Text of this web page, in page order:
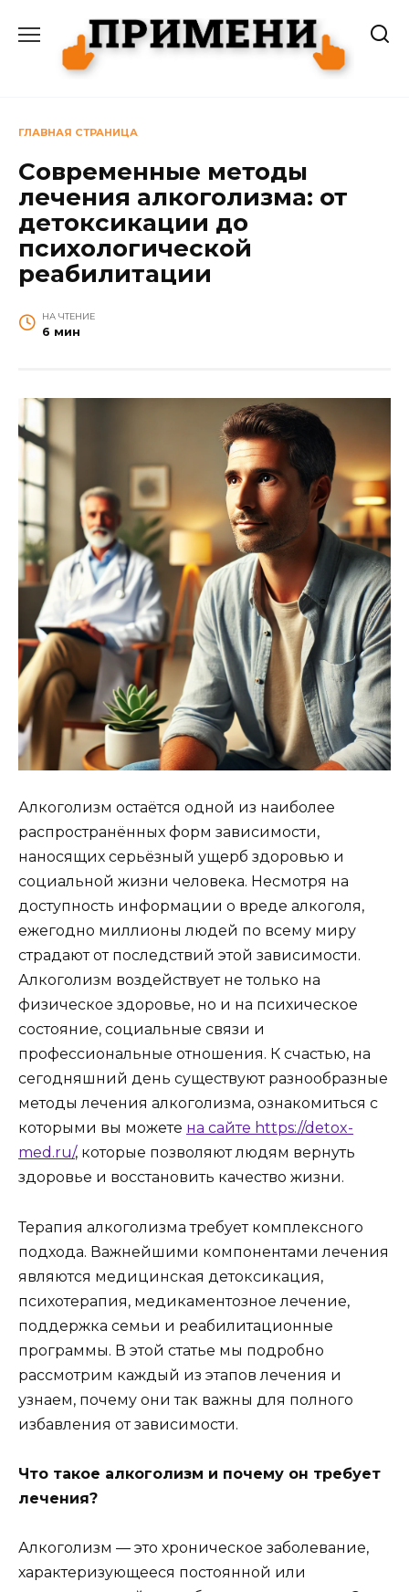
содержанию
ГЛАВНАЯ СТРАНИЦА
Современные методы
лечения алкоголизма: от
детоксикации до
психологической
реабилитации
НА ЧТЕНИЕ
6 мин
Алкоголизм остаётся одной из наиболее
распространённых форм зависимости,
наносящих серьёзный ущерб здоровью и
социальной жизни человека. Несмотря на
доступность информации о вреде алкоголя,
ежегодно миллионы людей по всему миру
страдают от последствий этой зависимости.
Алкоголизм воздействует не только на
физическое здоровье, но и на психическое
состояние, социальные связи и
профессиональные отношения. К счастью, на
сегодняшний день существуют разнообразные
методы лечения алкоголизма, ознакомиться с
которыми вы можете на сайте https://detox-
med.ru/, которые позволяют людям вернуть
здоровье и восстановить качество жизни.
Терапия алкоголизма требует комплексного
подхода. Важнейшими компонентами лечения
являются медицинская детоксикация,
психотерапия, медикаментозное лечение,
поддержка семьи и реабилитационные
программы. В этой статье мы подробно
рассмотрим каждый из этапов лечения и
узнаем, почему они так важны для полного
избавления от зависимости.
Что такое алкоголизм и почему он требует
лечения?
Алкоголизм — это хроническое заболевание,
характеризующееся постоянной или